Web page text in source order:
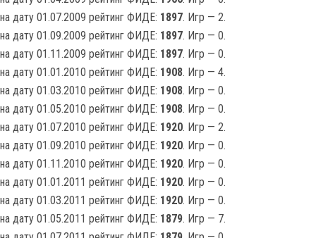
на дату 01.07.2009 рейтинг ФИДЕ: 1897. Игр — 2.
на дату 01.09.2009 рейтинг ФИДЕ: 1897. Игр — 0.
на дату 01.11.2009 рейтинг ФИДЕ: 1897. Игр — 0.
на дату 01.01.2010 рейтинг ФИДЕ: 1908. Игр — 4.
на дату 01.03.2010 рейтинг ФИДЕ: 1908. Игр — 0.
на дату 01.05.2010 рейтинг ФИДЕ: 1908. Игр — 0.
на дату 01.07.2010 рейтинг ФИДЕ: 1920. Игр — 2.
на дату 01.09.2010 рейтинг ФИДЕ: 1920. Игр — 0.
на дату 01.11.2010 рейтинг ФИДЕ: 1920. Игр — 0.
на дату 01.01.2011 рейтинг ФИДЕ: 1920. Игр — 0.
на дату 01.03.2011 рейтинг ФИДЕ: 1920. Игр — 0.
на дату 01.05.2011 рейтинг ФИДЕ: 1879. Игр — 7.